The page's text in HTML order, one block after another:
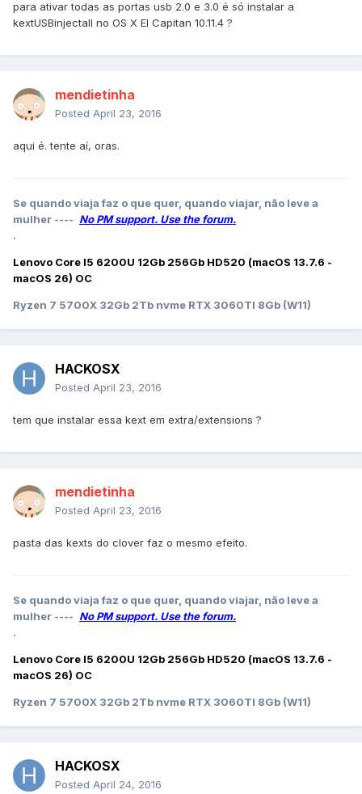
para ativar todas as portas usb 2.0 e 3.0 é só instalar a
kextUSBinjectall no OS X El Capitan 10.11.4 ?
mendietinha
Posted April 23, 2016
aqui é. tente aí, oras.
Se quando viaja faz o que quer, quando viajar, não leve a
mulher ---- No PM support. Use the forum.
.
Lenovo Core I5 6200U 12Gb 256Gb HD520 (macOS 13.7.6 -
macOS 26) OC
Ryzen 7 5700X 32Gb 2Tb nvme RTX 3060TI 8Gb (W11)
HACKOSX
Posted April 23, 2016
tem que instalar essa kext em extra/extensions ?
mendietinha
Posted April 23, 2016
pasta das kexts do clover faz o mesmo efeito.
Se quando viaja faz o que quer, quando viajar, não leve a
mulher ---- No PM support. Use the forum.
.
Lenovo Core I5 6200U 12Gb 256Gb HD520 (macOS 13.7.6 -
macOS 26) OC
Ryzen 7 5700X 32Gb 2Tb nvme RTX 3060TI 8Gb (W11)
HACKOSX
Posted April 24, 2016